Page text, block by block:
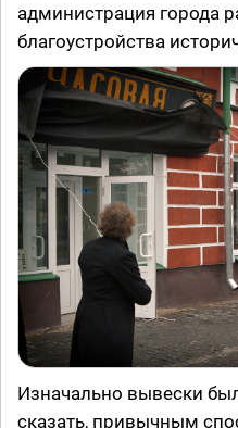
администрация города
благоустройства
Изначально вывески
сказать, привычным